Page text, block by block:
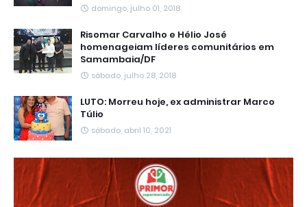
domingo, julho 01, 2018
Risomar Carvalho e Hélio José
homenageiam líderes comunitários em
Samambaia/DF
sábado, julho 28, 2018
LUTO: Morreu hoje, ex administrar Marco
Túlio
sábado, abril 10, 2021